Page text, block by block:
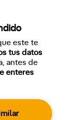
este te
tus datos
antes de
enteres